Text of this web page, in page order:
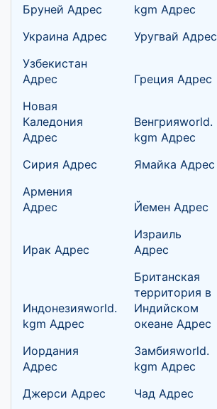
Бруней Адрес
kgm Адрес
Украина Адрес
Уругвай Адрес
Узбекистан
Адрес
Греция Адрес
Новая
Каледония
Адрес
Венгрияworld.
kgm Адрес
Сирия Адрес
Ямайка Адрес
Армения
Адрес
Йемен Адрес
Ирак Адрес
Израиль
Адрес
Индонезияworld.
kgm Адрес
Британская
территория в
Индийском
океане Адрес
Иордания
Адрес
Замбияworld.
kgm Адрес
Джерси Адрес
Чад Адрес